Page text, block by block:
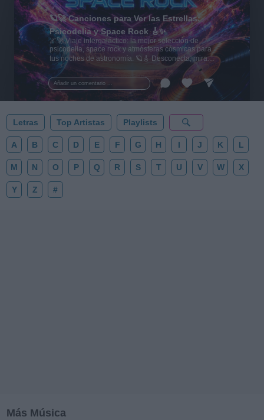
Añadir un comentario ...
🪐🚀 Canciones para Ver las Estrellas:
Psicodelia y Space Rock 🎸✨
🌌🚀 Viaje intergaláctico: la mejor selección de
psicodelia, space rock y atmósferas cósmicas para
tus noches de astronomía. 🪐🎸 Desconecta, mira
al firmamento y siente la gravedad cero. 💾 ¡Guarda
esta colección para tu próxima noche estrellada!
✨⭐
Letras Top Artistas Playlists
A B C D E F G H I J K L
M N O P Q R S T U V W X
Y Z #
Más Música